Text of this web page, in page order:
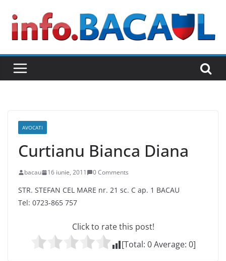
content
AVOCATI
Curtianu Bianca Diana
bacau 16 iunie, 2011 0 Comments
STR. STEFAN CEL MARE nr. 21 sc. C ap. 1 BACAU
Tel: 0723-865 757
Click to rate this post!
[Total: 0Average: 0]